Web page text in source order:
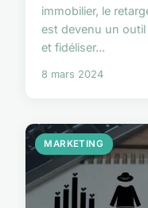
immobilier, le
est devenu un
et fidéliser...
8 mars 2024
MARKETING